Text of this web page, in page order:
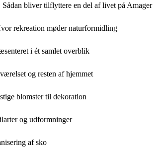
bliver tilflyttere en del af livet på Amager
rekreation møder naturformidling
i ét samlet overblik
og resten af hjemmet
blomster til dekoration
og udformninger
af sko